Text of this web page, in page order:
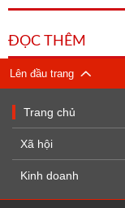
ĐỌC THÊM
Lên đầu trang
Trang chủ
Xã hội
Kinh doanh